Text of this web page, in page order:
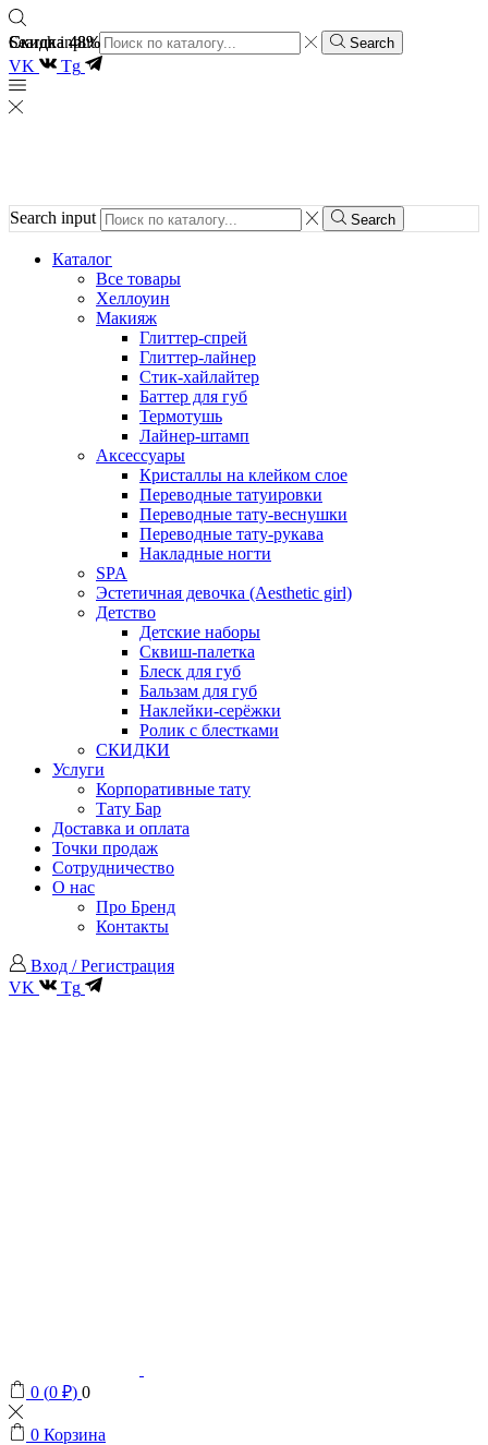
Search input Search
VK Tg
Search input Search
Каталог
Все товары
Хеллоуин
Макияж
Глиттер-спрей
Глиттер-лайнер
Стик-хайлайтер
Баттер для губ
Термотушь
Лайнер-штамп
Аксессуары
Кристаллы на клейком слое
Переводные татуировки
Переводные тату-веснушки
Переводные тату-рукава
Накладные ногти
SPA
Эстетичная девочка (Aesthetic girl)
Детство
Детские наборы
Сквиш-палетка
Блеск для губ
Бальзам для губ
Наклейки-серёжки
Ролик с блестками
СКИДКИ
Услуги
Корпоративные тату
Тату Бар
Доставка и оплата
Точки продаж
Сотрудничество
О нас
Про Бренд
Контакты
Вход / Регистрация
VK
Tg
0 (0 ₽) 0
0 Корзина
Скидка 48%
Скидка 48%